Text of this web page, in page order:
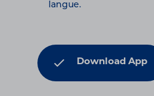
langue.
Download App